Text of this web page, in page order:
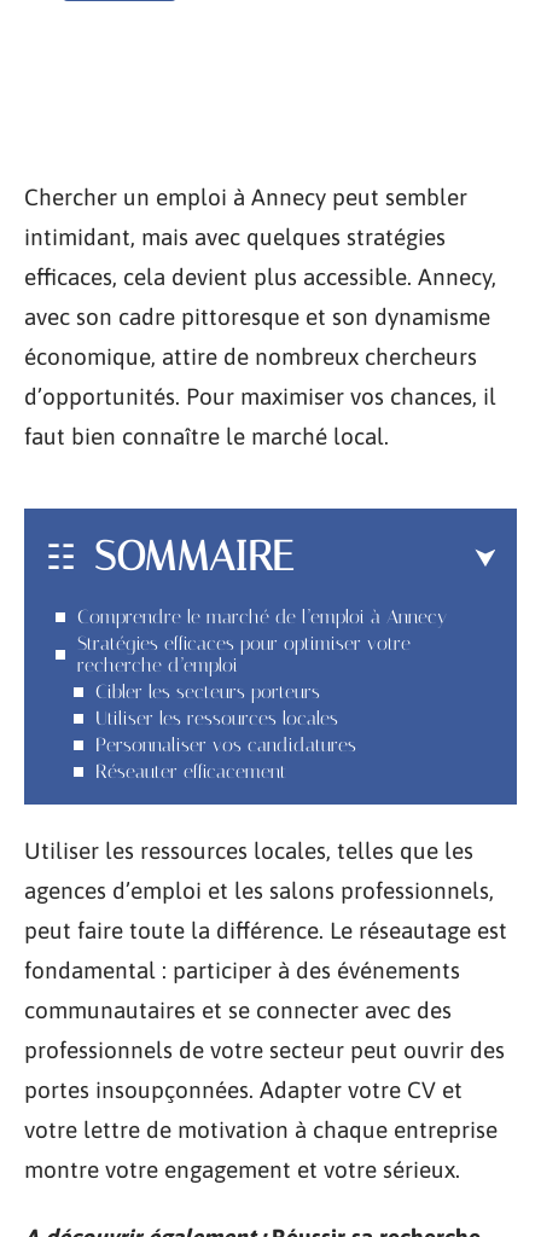
Chercher un emploi à Annecy peut sembler
intimidant, mais avec quelques stratégies
efficaces, cela devient plus accessible. Annecy,
avec son cadre pittoresque et son dynamisme
économique, attire de nombreux chercheurs
d’opportunités. Pour maximiser vos chances, il
faut bien connaître le marché local.
SOMMAIRE
Comprendre le marché de l’emploi à Annecy
Stratégies efficaces pour optimiser votre
recherche d’emploi
Cibler les secteurs porteurs
Utiliser les ressources locales
Personnaliser vos candidatures
Réseauter efficacement
Utiliser les ressources locales, telles que les
agences d’emploi et les salons professionnels,
peut faire toute la différence. Le réseautage est
fondamental : participer à des événements
communautaires et se connecter avec des
professionnels de votre secteur peut ouvrir des
portes insoupçonnées. Adapter votre CV et
votre lettre de motivation à chaque entreprise
montre votre engagement et votre sérieux.